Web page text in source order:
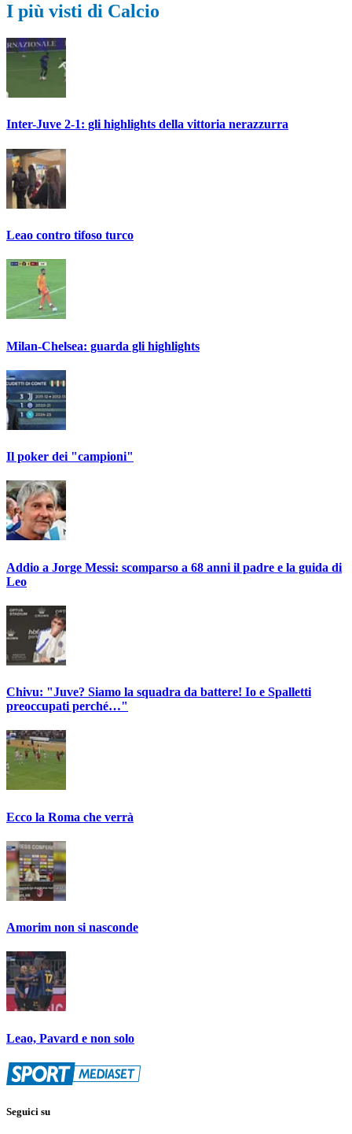
I più visti di Calcio
Inter-Juve 2-1: gli highlights della vittoria nerazzurra
Leao contro tifoso turco
Milan-Chelsea: guarda gli highlights
Il poker dei "campioni"
Addio a Jorge Messi: scomparso a 68 anni il padre e la guida di
Leo
Chivu: "Juve? Siamo la squadra da battere! Io e Spalletti
preoccupati perché…"
Ecco la Roma che verrà
Amorim non si nasconde
Leao, Pavard e non solo
Seguici su